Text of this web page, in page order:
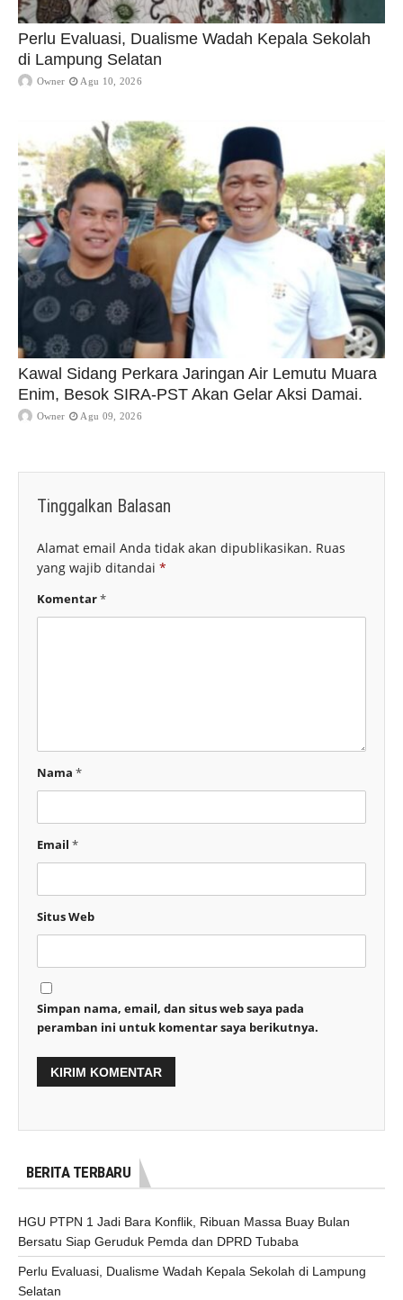
Perlu Evaluasi, Dualisme Wadah Kepala Sekolah
di Lampung Selatan
Owner Agu 10, 2026
Kawal Sidang Perkara Jaringan Air Lemutu Muara
Enim, Besok SIRA-PST Akan Gelar Aksi Damai.
Owner Agu 09, 2026
Tinggalkan Balasan
Alamat email Anda tidak akan dipublikasikan. Ruas
yang wajib ditandai *
Komentar*
Nama *
Email *
Situs Web
Simpan nama, email, dan situs web saya pada
peramban ini untuk komentar saya berikutnya.
BERITA TERBARU
HGU PTPN 1 Jadi Bara Konflik, Ribuan Massa Buay Bulan
Bersatu Siap Geruduk Pemda dan DPRD Tubaba
Perlu Evaluasi, Dualisme Wadah Kepala Sekolah di Lampung
Selatan